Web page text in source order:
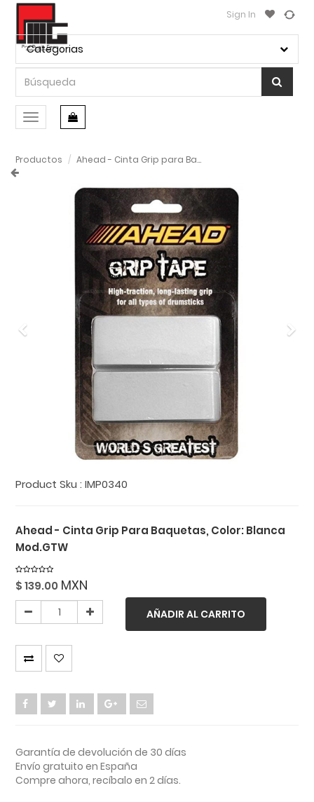
Sign In
Categorias
Conmutar
navegación
Productos Ahead - Cinta Grip para Baquetas, Color: Blanca Mod.GTW
Product Sku :IMP0340
Ahead - Cinta Grip Para Baquetas, Color: Blanca
Mod.GTW
$139.00 MXN
AÑADIR AL CARRITO
Garantía de devolución de 30 días
Envío gratuito en España
Compre ahora, recíbalo en 2 días.